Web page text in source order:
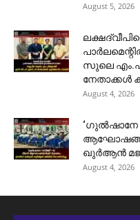
August 5, 2026
സുലെ
നേതാക്കൾ
August 4, 2026
‘ഗുൽഷാനേ
ഖുർആൻ
August 4, 2026